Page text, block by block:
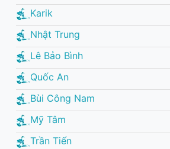
Karik
Nhật Trung
Lê Bảo Bình
Quốc An
Bùi Công Nam
Mỹ Tâm
Trần Tiến